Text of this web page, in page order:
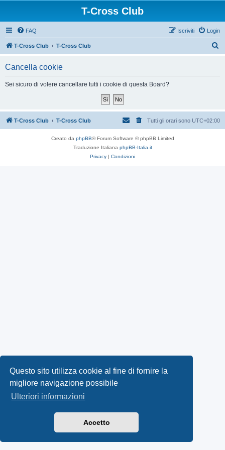
Questo sito utilizza cookie al fine di fornire la
migliore navigazione possibile
Ulteriori informazioni
Accetto
T-Cross Club
FAQ Login
Iscriviti
T-Cross Club T-Cross Club
Cancella cookie
Sei sicuro di volere cancellare tutti i cookie di questa Board?
T-Cross Club T-Cross Club Tutti gli orari sono UTC+02:00
Creato da phpBB® Forum Software © phpBB Limited
Traduzione Italiana phpBB-Italia.it
Privacy | Condizioni